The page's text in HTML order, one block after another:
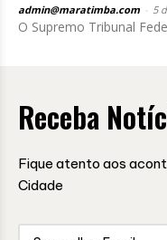
admin@maratimba.com 5
O Supremo Tribunal
Receba
Fique atento aos
Cidade